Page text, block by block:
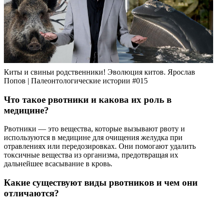
Киты и свиньи родственники! Эволюция китов. Ярослав
Попов | Палеонтологические истории #015
Что такое рвотники и какова их роль в
медицине?
Рвотники — это вещества, которые вызывают рвоту и
используются в медицине для очищения желудка при
отравлениях или передозировках. Они помогают удалить
токсичные вещества из организма, предотвращая их
дальнейшее всасывание в кровь.
Какие существуют виды рвотников и чем они
отличаются?